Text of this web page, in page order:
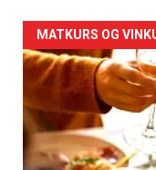
Forsiden
akkurat
nå
-
MATKURS OG